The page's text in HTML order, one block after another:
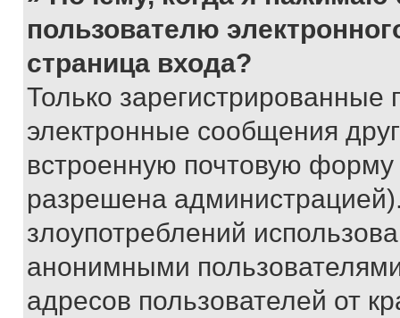
пользователю
страница входа?
Только зарегистрированные
электронные сообщения
встроенную почтовую
разрешена
злоупотреблений
анонимными
адресов пользователей от